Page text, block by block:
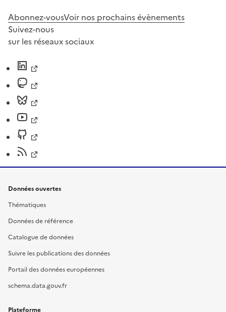
Abonnez-vousVoir nos prochains évènements
Suivez-nous
sur les réseaux sociaux
Données ouvertes
Thématiques
Données de référence
Catalogue de données
Suivre les publications des données
Portail des données européennes
schema.data.gouv.fr